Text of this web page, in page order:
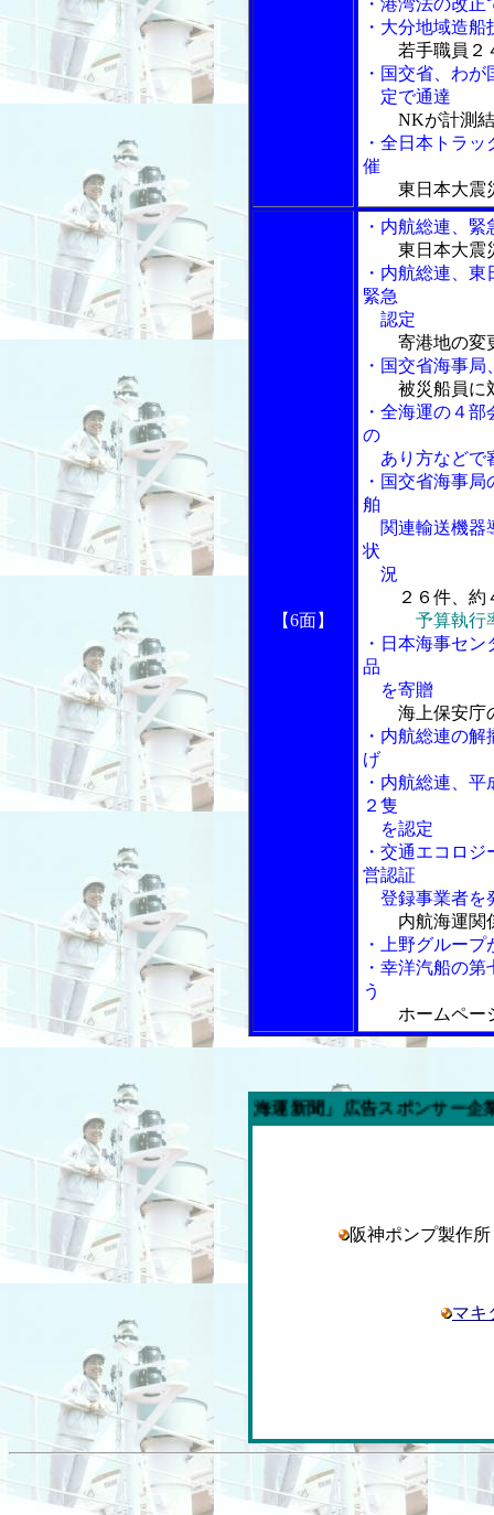
・港湾法の改
・大分地域造
若手職員２
・国交省、わ
定で通達
NKが計測
・全日本トラ
催
東日本大震
【6面】
・内航総連、
東日本大震
・内航総連、
緊急
認定
寄港地の変
・国交省海事
被災船員に
・全海運の４
の
あり方などで
・国交省海事
舶
関連輸送機器
状
況
２６件、
予算執行
・日本海事セ
品
を寄贈
海上保安庁
・内航総連の
げ
・内航総連、
２隻
を認定
・交通エコロ
営認証
登録事業者を
内航海運関
・上野グルー
・幸洋汽船の
う
ホームペー
週の「内航海運新聞」広告スポンサー企業
阪神ポンプ製作
マキ